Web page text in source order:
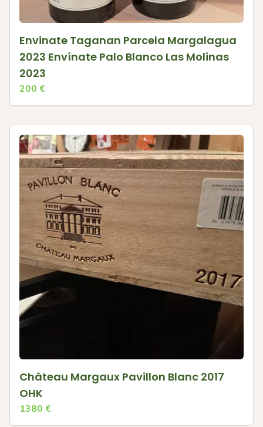
Envinate Taganan Parcela Margalagua
2023 Envínate Palo Blanco Las Molinas
2023
200 €
Château Margaux Pavillon Blanc 2017
OHK
1380 €